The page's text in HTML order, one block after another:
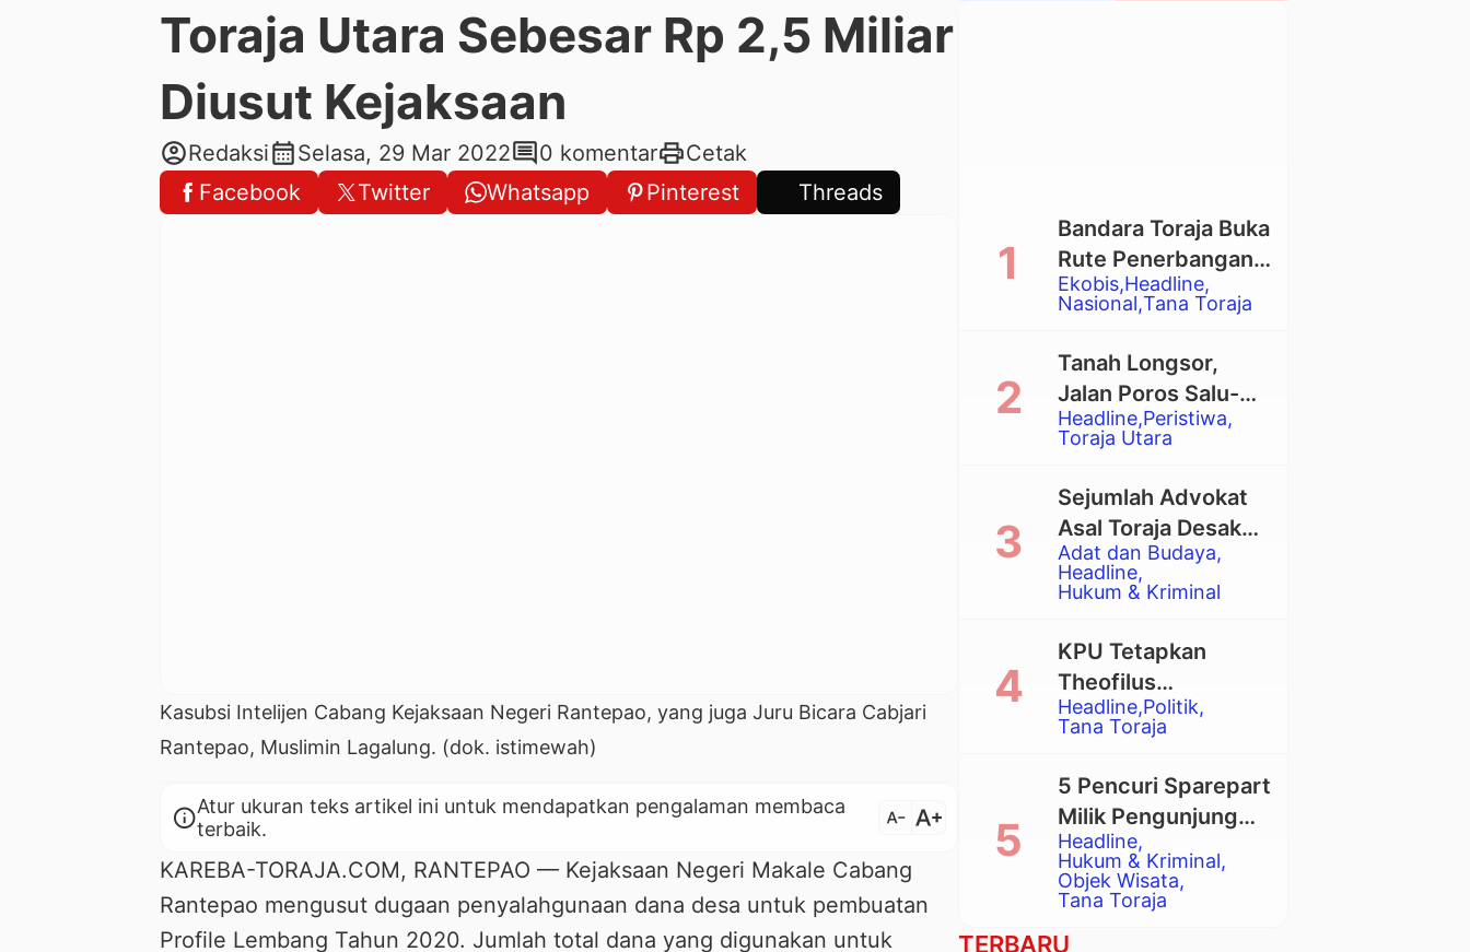
Toraja Utara Sebesar Rp 2,5 Miliar
Diusut Kejaksaan
account_circleRedaksicalendar_monthSelasa, 29 Mar 2022comment0 komentarprintCetak
Facebook
Twitter Whatsapp Pinterest Threads
Kasubsi Intelijen Cabang Kejaksaan Negeri Rantepao, yang juga Juru Bicara Cabjari
Rantepao, Muslimin Lagalung. (dok. istimewah)
infoAtur ukuran teks artikel ini untuk mendapatkan pengalaman membaca
terbaik.
text_decrease text_increase
KAREBA-TORAJA.COM, RANTEPAO — Kejaksaan Negeri Makale Cabang
Rantepao mengusut dugaan penyalahgunaan dana desa untuk pembuatan
Profile Lembang Tahun 2020. Jumlah total dana yang digunakan untuk
Ekobis Headline
Nasional Tana Toraja
Bandara Toraja Buka
Rute Penerbangan
Langsung Toraja-
Balikpapan
Headline Peristiwa
Toraja Utara
Tanah Longsor,
Jalan Poros Salu-
Dende’ Tertutup
Total
Adat dan Budaya
Headline
Hukum & Kriminal
Sejumlah Advokat
Asal Toraja Desak
Mahkamah Agung
Larang Penggunaan
Eksekusi Rumah
Adat Tongkonan
Headline Politik
Tana Toraja
KPU Tetapkan
Theofilus
Allorerung dan
Zadrak Tombe
sebagai Bupati dan
Wakil Bupati Tana
Toraja Terpilih
Headline
Hukum & Kriminal
Objek Wisata
Tana Toraja
5 Pencuri Sparepart
Milik Pengunjung
Objek Wisata
Pango-Pango
Ditangkap Polisi
TERBARU